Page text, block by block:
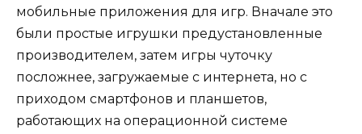
мобильные приложения для игр. Вначале это
были простые игрушки предустановленные
производителем, затем игры чуточку
посложнее, загружаемые с интернета, но с
приходом смартфонов и планшетов,
работающих на операционной системе